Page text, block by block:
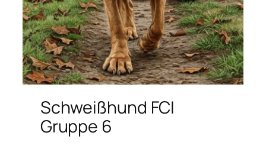
Schweißhund FCI
Gruppe 6